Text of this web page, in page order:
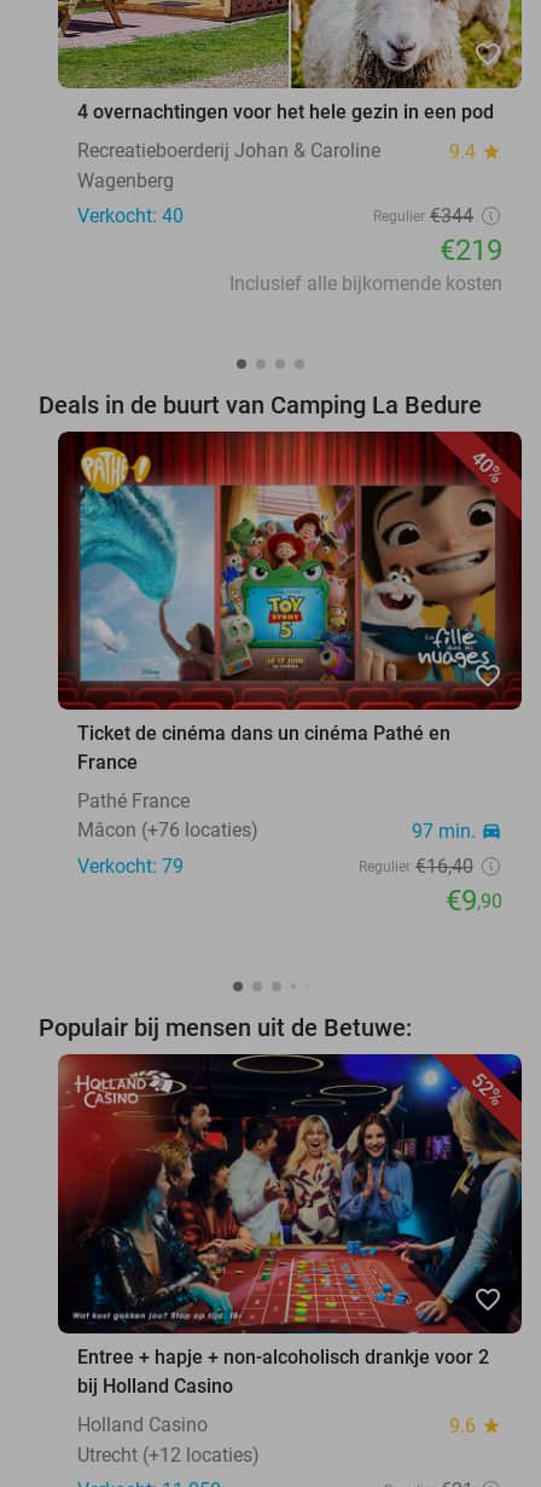
favorite_border
4 overnachtingen voor het hele gezin in een pod
Recreatieboerderij Johan & Caroline
9.4 star
Wagenberg
Verkocht: 40
Regulier €344
€219
Inclusief alle bijkomende kosten
Deals in de buurt van Camping La Bedure
40%
favorite_border
Ticket de cinéma dans un cinéma Pathé en
France
Pathé France
Mâcon (+76 locaties)
97 min. directions_car
Verkocht: 79 Regulier €16,40
€9,90
Populair bij mensen uit de Betuwe:
52%
favorite_border
Entree + hapje + non-alcoholisch drankje voor 2
bij Holland Casino
Holland Casino
9.6 star
Utrecht (+12 locaties)